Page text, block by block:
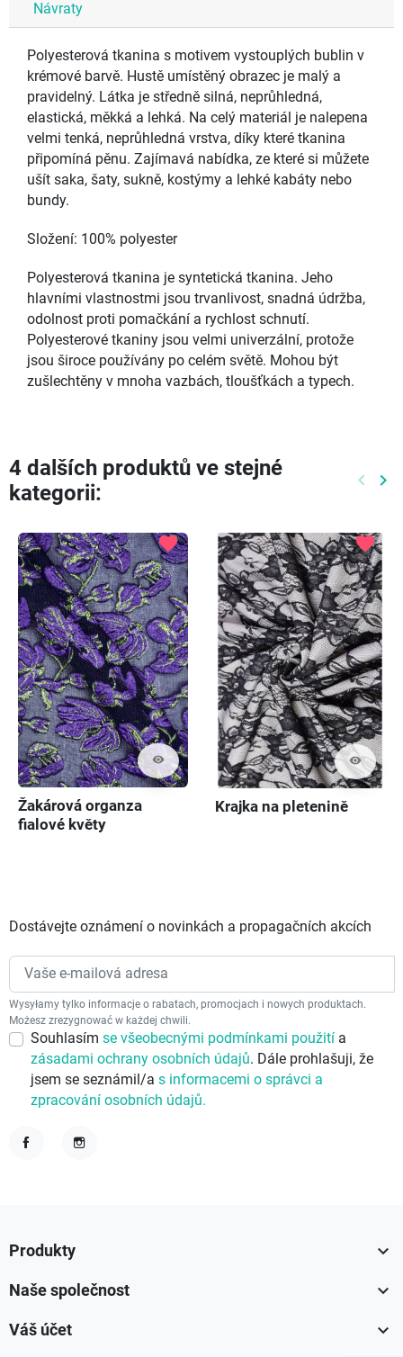
Návraty
Polyesterová tkanina s motivem vystouplých bublin v
krémové barvě. Hustě umístěný obrazec je malý a
pravidelný. Látka je středně silná, neprůhledná,
elastická, měkká a lehká. Na celý materiál je nalepena
velmi tenká, neprůhledná vrstva, díky které tkanina
připomíná pěnu. Zajímavá nabídka, ze které si můžete
ušít saka, šaty, sukně, kostýmy a lehké kabáty nebo
bundy.
Složení: 100% polyester
Polyesterová tkanina je syntetická tkanina. Jeho
hlavními vlastnostmi jsou trvanlivost, snadná údržba,
odolnost proti pomačkání a rychlost schnutí.
Polyesterové tkaniny jsou velmi univerzální, protože
jsou široce používány po celém světě. Mohou být
zušlechtěny v mnoha vazbách, tloušťkách a typech.
4 dalších produktů ve stejné
kategorii:
keyboard_arrow_left keyboard_arrow_right
visibility
favorite
Žakárová organza
fialové květy
visibility
favorite
Krajka na pletenině
Dostávejte oznámení o novinkách a propagačních akcích
Wysyłamy tylko informacje o rabatach, promocjach i nowych produktach.
Możesz zrezygnować w każdej chwili.
Souhlasím se všeobecnými podmínkami použití a
zásadami ochrany osobních údajů. Dále prohlašuji, že
jsem se seznámil/a s informacemi o správci a
zpracování osobních údajů.
Produkty 
Naše společnost 
Váš účet 